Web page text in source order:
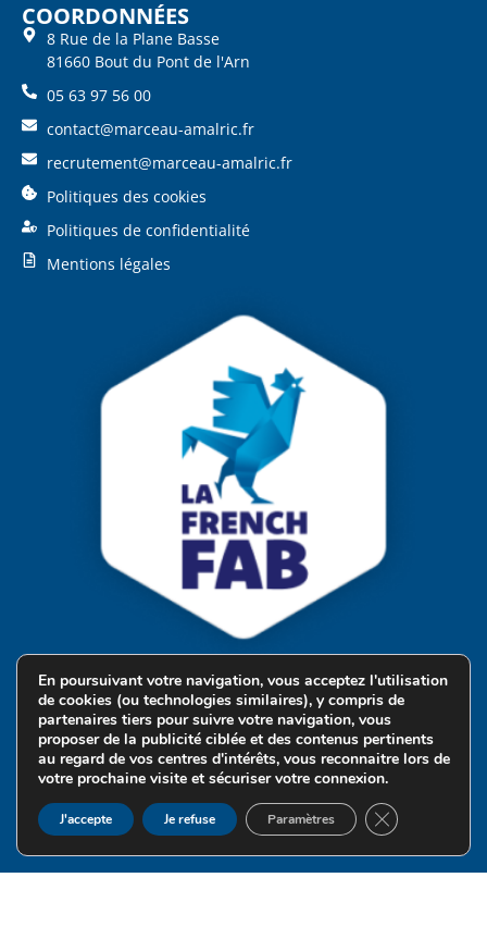
COORDONNÉES
8 Rue de la Plane Basse
81660 Bout du Pont de l'Arn
05 63 97 56 00
contact@marceau-amalric.fr
recrutement@marceau-amalric.fr
Politiques des cookies
Politiques de confidentialité
Mentions légales
En poursuivant votre navigation, vous acceptez l'utilisation
de cookies (ou technologies similaires), y compris de
partenaires tiers pour suivre votre navigation, vous
proposer de la publicité ciblée et des contenus pertinents
au regard de vos centres d'intérêts, vous reconnaitre lors de
votre prochaine visite et sécuriser votre connexion.
J'accepte Je refuse Paramètres FERMER LA